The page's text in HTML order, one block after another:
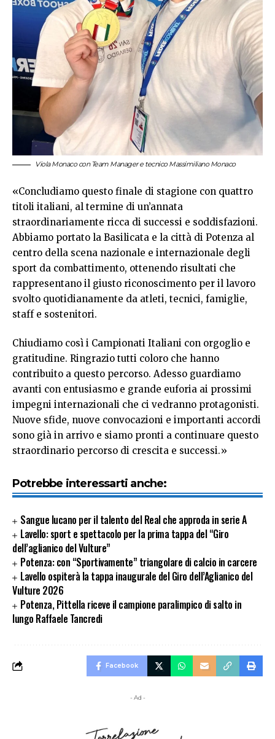
Viola Monaco con Team Manager e tecnico Massimiliano Monaco
«Concludiamo questo finale di stagione con quattro
titoli italiani, al termine di un’annata
straordinariamente ricca di successi e soddisfazioni.
Abbiamo portato la Basilicata e la città di Potenza al
centro della scena nazionale e internazionale degli
sport da combattimento, ottenendo risultati che
rappresentano il giusto riconoscimento per il lavoro
svolto quotidianamente da atleti, tecnici, famiglie,
staff e sostenitori.
Chiudiamo così i Campionati Italiani con orgoglio e
gratitudine. Ringrazio tutti coloro che hanno
contribuito a questo percorso. Adesso guardiamo
avanti con entusiasmo e grande euforia ai prossimi
impegni internazionali che ci vedranno protagonisti.
Nuove sfide, nuove convocazioni e importanti accordi
sono già in arrivo e siamo pronti a continuare questo
straordinario percorso di crescita e successi.»
Potrebbe interessarti anche:
Sangue lucano per il talento del Real che approda in serie A
Lavello: sport e spettacolo per la prima tappa del “Giro
dell’aglianico del Vulture”
Potenza: con “Sportivamente” triangolare di calcio in carcere
Lavello ospiterà la tappa inaugurale del Giro dell’Aglianico del
Vulture 2026
Potenza, Pittella riceve il campione paralimpico di salto in
lungo Raffaele Tancredi
Facebook
- Ad -